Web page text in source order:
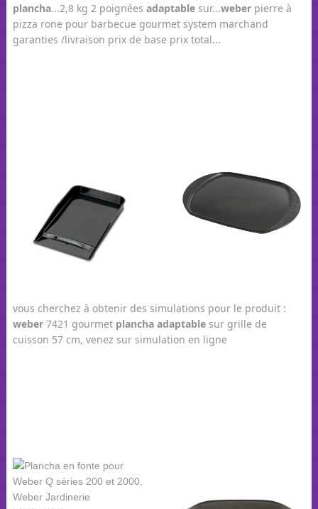
plancha...2,8 kg 2 poignées adaptablesur...weberpierre à
pizza rone pour barbecue gourmet system marchand
garanties /livraison prix de base prix total...
vous cherchez à obtenir des simulations pour le produit :
weber7421 gourmet plancha adaptablesur grille de
cuisson 57 cm, venez sur simulation en ligne